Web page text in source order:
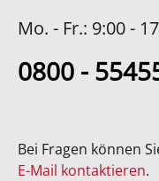
Mo. - Fr.: 9:00 -
0800 -
Bei Fragen können
E-Mail kontaktieren.